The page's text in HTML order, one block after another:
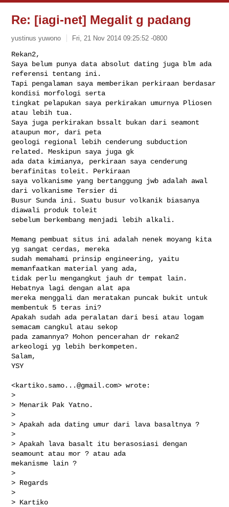
Re: [iagi-net] Megalit g padang
yustinus yuwono Fri, 21 Nov 2014 09:25:52 -0800
Rekan2,
Saya belum punya data absolut dating juga blm ada
referensi tentang ini.
Tapi pengalaman saya memberikan perkiraan berdasar
kondisi morfologi serta
tingkat pelapukan saya perkirakan umurnya Pliosen
atau lebih tua.
Saya juga perkirakan bssalt bukan dari seamont
ataupun mor, dari peta
geologi regional lebih cenderung subduction
related. Meskipun saya juga gk
ada data kimianya, perkiraan saya cenderung
berafinitas toleit. Perkiraan
saya volkanisme yang bertanggung jwb adalah awal
dari volkanisme Tersier di
Busur Sunda ini. Suatu busur volkanik biasanya
diawali produk toleit
sebelum berkembang menjadi lebih alkali.
Memang pembuat situs ini adalah nenek moyang kita
yg sangat cerdas, mereka
sudah memahami prinsip engineering, yaitu
memanfaatkan material yang ada,
tidak perlu mengangkut jauh dr tempat lain.
Hebatnya lagi dengan alat apa
mereka menggali dan meratakan puncak bukit untuk
membentuk 5 teras ini?
Apakah sudah ada peralatan dari besi atau logam
semacam cangkul atau sekop
pada zamannya? Mohon pencerahan dr rekan2
arkeologi yg lebih berkompeten.
Salam,
YSY
<kartiko.samo...@gmail.com> wrote:
>
> Menarik Pak Yatno.
>
> Apakah ada dating umur dari lava basaltnya ?
>
> Apakah lava basalt itu berasosiasi dengan
seamount atau mor ? atau ada
mekanisme lain ?
>
> Regards
>
> Kartiko